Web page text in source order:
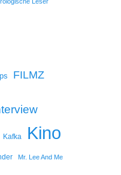
FILMZ
Kafka Kino
Mr. Lee And Me